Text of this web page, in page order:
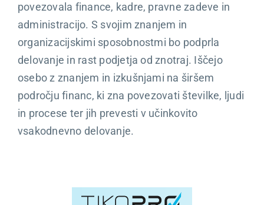
povezovala finance, kadre, pravne zadeve in
administracijo. S svojim znanjem in
organizacijskimi sposobnostmi bo podprla
delovanje in rast podjetja od znotraj. Iščejo
osebo z znanjem in izkušnjami na širšem
področju financ, ki zna povezovati številke, ljudi
in procese ter jih prevesti v učinkovito
vsakodnevno delovanje.